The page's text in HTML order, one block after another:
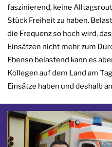
faszinierend, keine
Stück Freiheit zu haben.
die Frequenz so hoch wird,
Einsätzen nicht mehr zum
Ebenso belastend kann es
Kollegen auf dem Land am
Einsätze haben und deshalb